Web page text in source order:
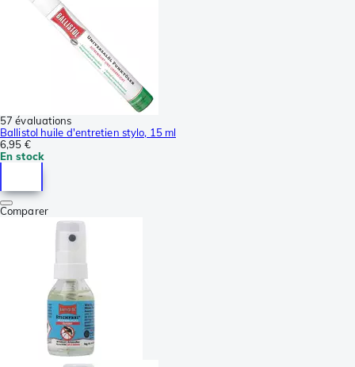
57 évaluations
Ballistol huile d'entretien stylo, 15 ml
6,95 €
En stock
Comparer